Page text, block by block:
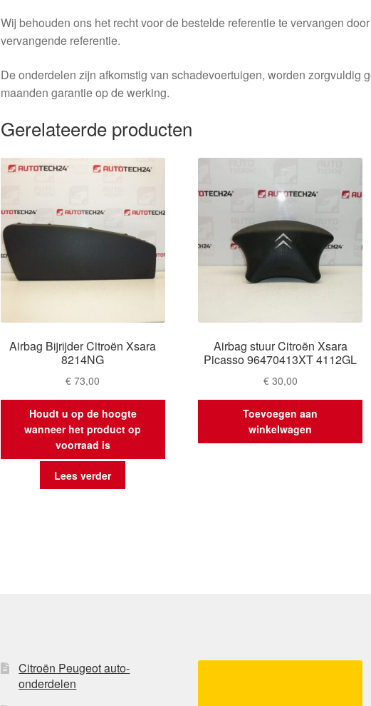
Wij behouden ons het recht voor de bestelde referentie te vervangen
vervangende referentie.
De onderdelen zijn afkomstig van schadevoertuigen, worden zorgvuldig
maanden garantie op de werking.
Gerelateerde producten
Airbag Bijrijder Citroën Xsara
8214NG
€ 73,00
Houdt u op de hoogte
wanneer het product op
voorraad is
Lees verder
Airbag stuur Citroën Xsara
Picasso 96470413XT 4112GL
€30,00
Toevoegen aan
winkelwagen
Citroën Peugeot auto-
onderdelen